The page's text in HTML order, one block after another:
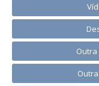
Outra